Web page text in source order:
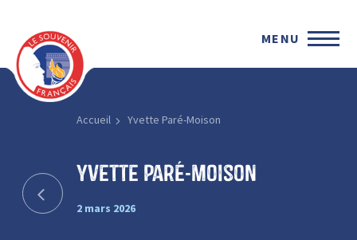
MENU
Accueil Yvette Paré-Moison
Yvette Paré-Moison
2 mars 2026